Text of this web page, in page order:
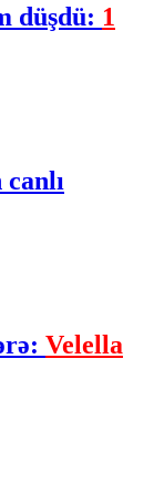
düşdü: 1
Velella